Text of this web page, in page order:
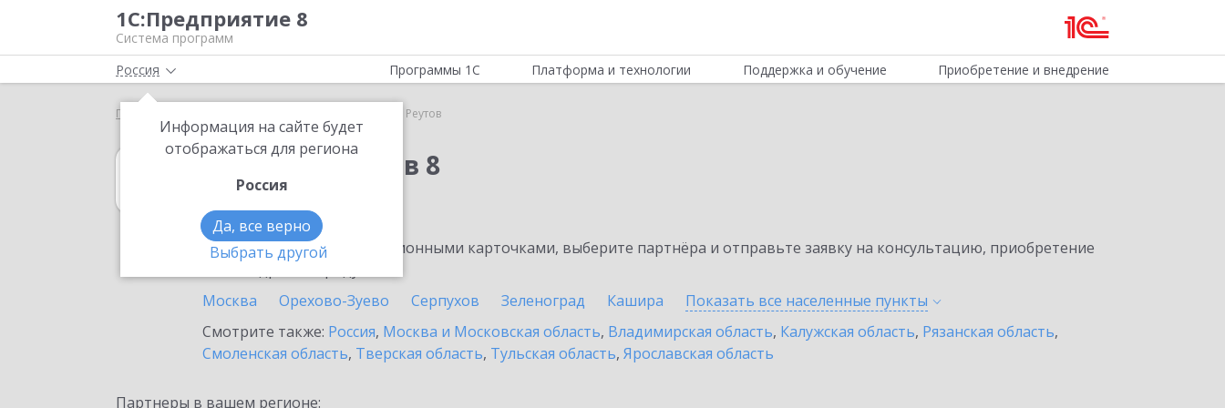
1С:Предприятие 8
Система программ
Россия
Информация на сайте будет
отображаться для региона
Россия
Да, все верно
Выбрать другой
Программы 1С Платформа и технологии Поддержка и обучение Приобретение и внедрение
Главная Реутов
1С:Свод отчетов 8
в Реутове
Ознакомьтесь с информационными карточками, выберите партнёра и отправьте заявку на консультацию, приобретение
Москва
Орехово-Зуево Серпухов Зеленоград Кашира Показать все населенные пункты
Смотрите также: Россия, Москва и Московская область, Владимирская область, Калужская область, Рязанская область,
Смоленская область, Тверская область, Тульская область, Ярославская область
Партнеры в вашем регионе: